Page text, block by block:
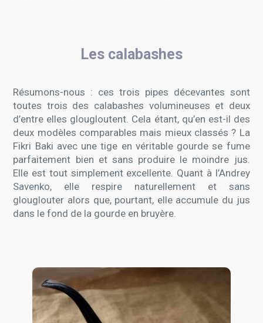
Les calabashes
Résumons-nous : ces trois pipes décevantes sont
toutes trois des calabashes volumineuses et deux
d’entre elles glougloutent. Cela étant, qu’en est-il des
deux modèles comparables mais mieux classés ? La
Fikri Baki avec une tige en véritable gourde se fume
parfaitement bien et sans produire le moindre jus.
Elle est tout simplement excellente. Quant à l’Andrey
Savenko, elle respire naturellement et sans
glouglouter alors que, pourtant, elle accumule du jus
dans le fond de la gourde en bruyère.